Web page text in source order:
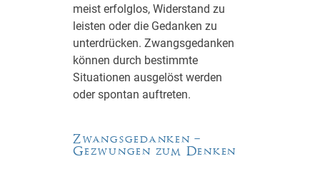
meist erfolglos, Widerstand zu
leisten oder die Gedanken zu
unterdrücken. Zwangsgedanken
können durch bestimmte
Situationen ausgelöst werden
oder spontan auftreten.
Zwangsgedanken –
Gezwungen zum Denken